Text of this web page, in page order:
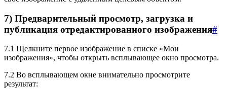
7) Предварительный просмотр, загрузка и
публикация отредактированного изображения#
7.1 Щелкните первое изображение в списке «Мои
изображения», чтобы открыть всплывающее окно просмотра.
7.2 Во всплывающем окне внимательно просмотрите
результат: